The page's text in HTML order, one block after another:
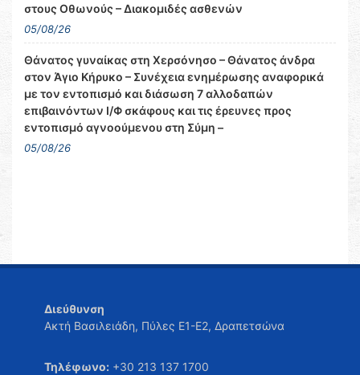
στους Οθωνούς – Διακομιδές ασθενών
05/08/26
Θάνατος γυναίκας στη Χερσόνησο – Θάνατος άνδρα
στον Άγιο Κήρυκο – Συνέχεια ενημέρωσης αναφορικά
με τον εντοπισμό και διάσωση 7 αλλοδαπών
επιβαινόντων Ι/Φ σκάφους και τις έρευνες προς
εντοπισμό αγνοούμενου στη Σύμη –
05/08/26
Διεύθυνση
Ακτή Βασιλειάδη, Πύλες Ε1-Ε2, Δραπετσώνα
Τηλέφωνο: +30 213 137 1700